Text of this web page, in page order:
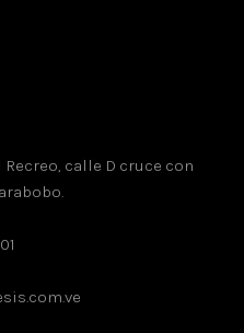
calle D cruce con